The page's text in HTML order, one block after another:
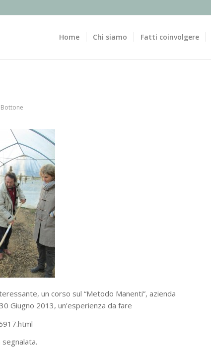
Home Chi siamo Fatti coinvolgere
un corso sul “Metodo Manenti”, azienda
Giugno 2013, un’esperienza da fare